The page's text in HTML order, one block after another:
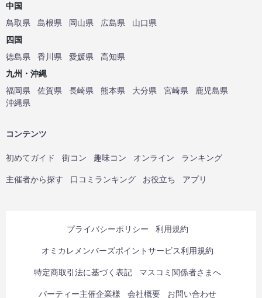
中国
鳥取県
島根県 岡山県 広島県
山口県
四国
徳島県
香川県 愛媛県
高知県
九州・沖縄
福岡県
佐賀県 長崎県 熊本県 大分県 宮崎県
鹿児島県
沖縄県
コンテンツ
初めてガイド 街コン 趣味コン オンライン ランキング
主催者から探す 口コミランキング お役立ち アプリ
プライバシーポリシー 利用規約
オミカレメンバーズポイントサービス利用規約
特定商取引法に基づく表記 マスコミ関係者さまへ
パーティー主催企業様 会社概要 お問い合わせ